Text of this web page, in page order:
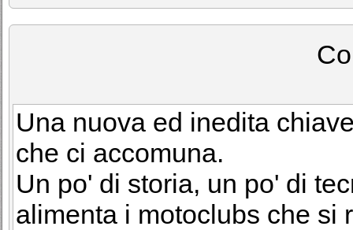
Una nuova ed inedita
che ci accomuna.
Un po' di storia, un po' di
alimenta i motoclubs che si